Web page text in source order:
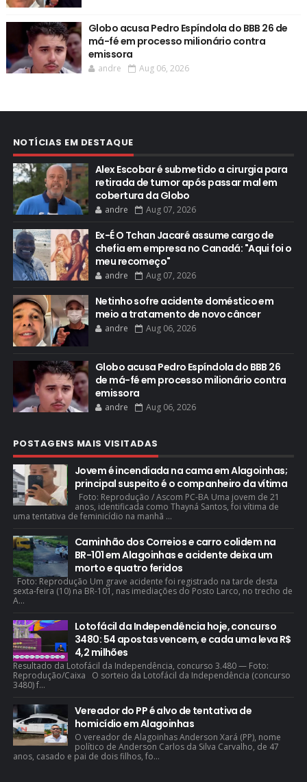
Globo acusa Pedro Espíndola do BBB 26 de
má-fé em processo milionário contra
emissora
andre Aug 06, 2026
NOTÍCIAS EM DESTAQUE
Alex Escobar é submetido a cirurgia para
retirada de tumor após passar mal em
cobertura da Globo
andre Aug 07, 2026
Ex-É O Tchan Jacaré assume cargo de
chefia em empresa no Canadá: "Aqui foi o
meu recomeço"
andre Aug 07, 2026
Netinho sofre acidente doméstico em
meio a tratamento de novo câncer
andre Aug 06, 2026
Globo acusa Pedro Espíndola do BBB 26
de má-fé em processo milionário contra
emissora
andre Aug 06, 2026
POSTAGENS MAIS VISITADAS
Jovem é incendiada na cama em Alagoinhas;
principal suspeito é o companheiro da vítima
Foto: Reprodução / Ascom PC-BA Uma jovem de 21
anos, identificada como Thayná Santos, foi vítima de
uma tentativa de feminicídio na manhã ...
Caminhão dos Correios e carro colidem na
BR-101 em Alagoinhas e acidente deixa um
morto e quatro feridos
Foto: Reprodução Um grave acidente foi registrado na tarde desta
sexta-feira (10) na BR-101, nas imediações do Posto Larco, no trecho de
A...
Lotofácil da Independência hoje, concurso
3480: 54 apostas vencem, e cada uma leva R$
4,2 milhões
Resultado da Lotofácil da Independência, concurso 3.480 — Foto:
Reprodução/Caixa O sorteio da Lotofácil da Independência (concurso
3480) f...
Vereador do PP é alvo de tentativa de
homicídio em Alagoinhas
O vereador de Alagoinhas Anderson Xará (PP), nome
político de Anderson Carlos da Silva Carvalho, de 47
anos, casado e pai de dois filhos, fo...